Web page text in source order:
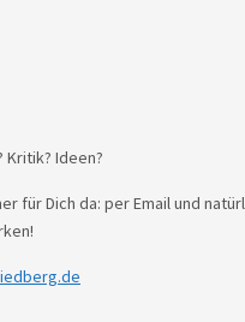
Kritik? Ideen?
für Dich da: per Email und